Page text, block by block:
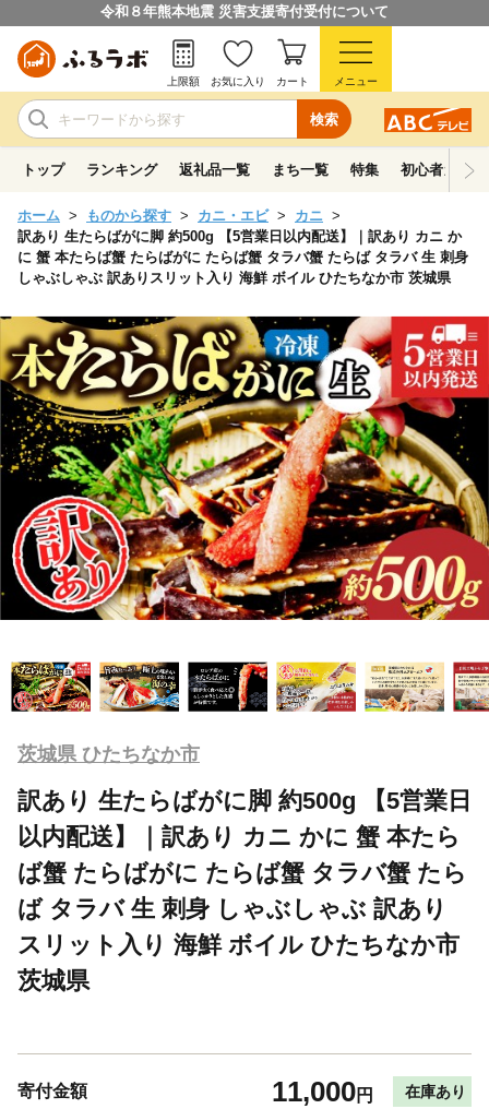
令和８年熊本地震 災害支援寄付受付について
検索
上限額 お気に入り カート メニュー
トップ ランキング 返礼品一覧 まち一覧 特集 初心者ガイド
ホーム ものから探す カニ・エビ
カニ
訳あり 生たらばがに脚 約500g 【5営業日以内配送】｜訳あり カニ か
に 蟹 本たらば蟹 たらばがに たらば蟹 タラバ蟹 たらば タラバ 生 刺身
しゃぶしゃぶ 訳ありスリット入り 海鮮 ボイル ひたちなか市 茨城県
茨城県 ひたちなか市
訳あり 生たらばがに脚 約500g 【5営業日
以内配送】｜訳あり カニ かに 蟹 本たら
ば蟹 たらばがに たらば蟹 タラバ蟹 たら
ば タラバ 生 刺身 しゃぶしゃぶ 訳あり
スリット入り 海鮮 ボイル ひたちなか市
茨城県
寄付金額 11,000円 在庫あり